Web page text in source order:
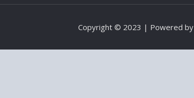
Copyright © 2023 | Powered by